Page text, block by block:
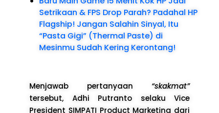
Setrikaan & FPS Drop Parah? Padahal HP
Flagship! Jangan Salahin Sinyal, Itu
“Pasta Gigi” (Thermal Paste) di
Mesinmu Sudah Kering Kerontang!
Menjawab pertanyaan “skakmat”
tersebut, Adhi Putranto selaku Vice
President SIMPATI Product Marketing dari